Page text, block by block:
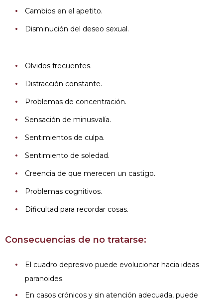
Cambios en el apetito.
Disminución del deseo sexual.
Olvidos frecuentes.
Distracción constante.
Problemas de concentración.
Sensación de minusvalía.
Sentimientos de culpa.
Sentimiento de soledad.
Creencia de que merecen un castigo.
Problemas cognitivos.
Dificultad para recordar cosas.
Consecuencias de no tratarse:
El cuadro depresivo puede evolucionar hacia ideas
paranoides.
En casos crónicos y sin atención adecuada, puede